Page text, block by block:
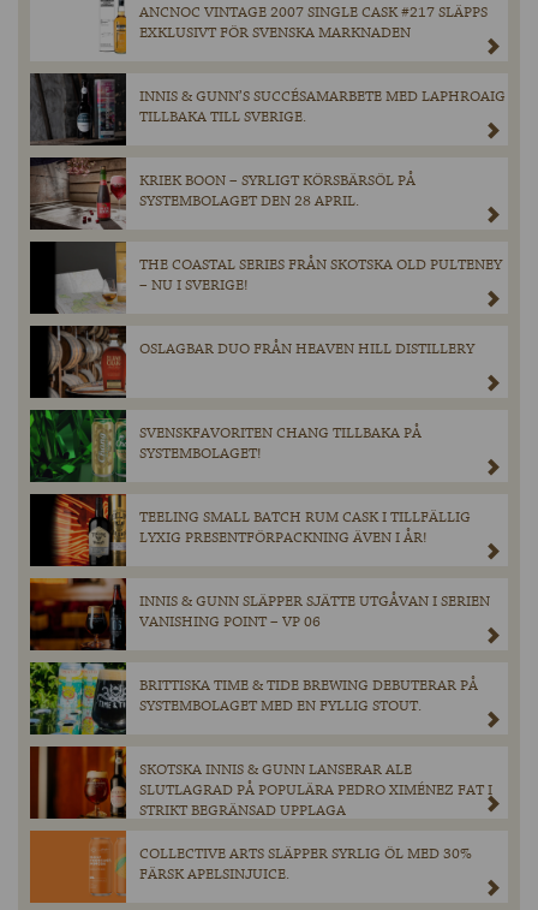
ANCNOC VINTAGE 2007 SINGLE CASK #217 SLÄPPS
EXKLUSIVT FÖR SVENSKA MARKNADEN
INNIS & GUNN’S SUCCÉSAMARBETE MED LAPHROAIG
TILLBAKA TILL SVERIGE.
KRIEK BOON – SYRLIGT KÖRSBÄRSÖL PÅ
SYSTEMBOLAGET DEN 28 APRIL.
THE COASTAL SERIES FRÅN SKOTSKA OLD PULTENEY
– NU I SVERIGE!
OSLAGBAR DUO FRÅN HEAVEN HILL DISTILLERY
SVENSKFAVORITEN CHANG TILLBAKA PÅ
SYSTEMBOLAGET!
TEELING SMALL BATCH RUM CASK I TILLFÄLLIG
LYXIG PRESENTFÖRPACKNING ÄVEN I ÅR!
INNIS & GUNN SLÄPPER SJÄTTE UTGÅVAN I SERIEN
VANISHING POINT – VP 06
BRITTISKA TIME & TIDE BREWING DEBUTERAR PÅ
SYSTEMBOLAGET MED EN FYLLIG STOUT.
SKOTSKA INNIS & GUNN LANSERAR ALE
SLUTLAGRAD PÅ POPULÄRA PEDRO XIMÉNEZ FAT I
STRIKT BEGRÄNSAD UPPLAGA
COLLECTIVE ARTS SLÄPPER SYRLIG ÖL MED 30%
FÄRSK APELSINJUICE.